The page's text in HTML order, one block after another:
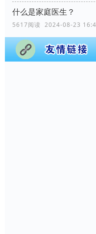
什么是家庭医生？
5617阅读 2024-08-23